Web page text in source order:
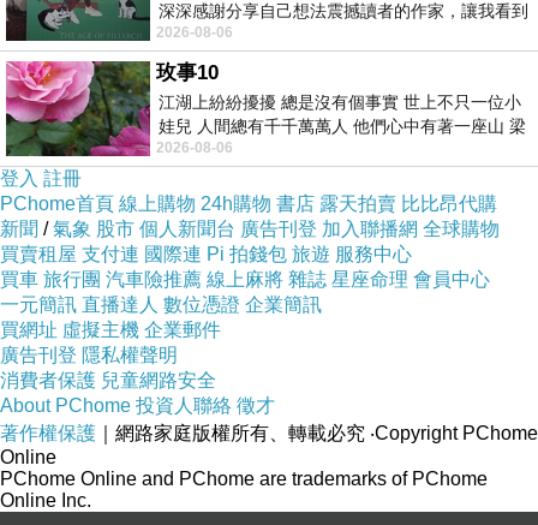
我也有問聖經耶
問上帝.川普都公開外星人了
聖經裡有記載外星人嗎?
當時翻聖經有記下來.
疑似
深深感謝分享自己想法震撼讀者的作家，讓我看到
不同樣貌的家庭！ 《女大
2026-08-06
玫事10
江湖上紛紛擾擾 總是沒有個事實 世上不只一位小
娃兒 人間總有千千萬萬人 他們心中有著一座山 梁
山佛山泰華衡恆嵩 一山之高
2026-08-06
登入 註冊
PChome首頁 線上購物 24h購物 書店 露天拍賣 比比昂代購
新聞 /氣象 股市 個人新聞台 廣告刊登 加入聯播網 全球購物
買賣租屋 支付連 國際連 Pi 拍錢包 旅遊 服務中心
買車 旅行團 汽車險推薦 線上麻將 雜誌 星座命理 會員中心
一元簡訊 直播達人 數位憑證 企業簡訊
買網址 虛擬主機 企業郵件
廣告刊登 隱私權聲明
消費者保護 兒童網路安全
About PChome 投資人聯絡 徵才
著作權保護 ｜網路家庭版權所有、轉載必究 ‧Copyright PChome
Online
PChome Online and PChome are trademarks of PChome
Online Inc.